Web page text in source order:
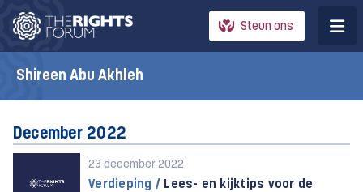
Steun ons
Shireen Abu Akhleh
December 2022
23 december 2022
Verdieping / Lees- en kijktips voor de